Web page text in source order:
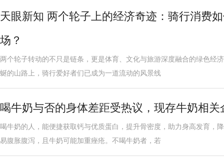
天眼新知 两个轮子上的经济奇迹：骑行消费
场？
两个轮子转动的不只是链条，更是体育、文化与旅游深度融合的绿色经
蜒的山路上，骑行爱好者们已成为一道流动的风景线
喝牛奶与否的身体差距受热议，现存牛奶相关
喝牛奶的人，能便捷获取钙与优质蛋白，提升骨密度，助力身高发育，
易腹胀腹泻，且牛奶可能加重痤疮。不喝牛奶者，若